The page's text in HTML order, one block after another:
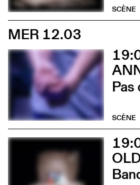
SCÈNE
MER 12.03
Pas
SCÈNE